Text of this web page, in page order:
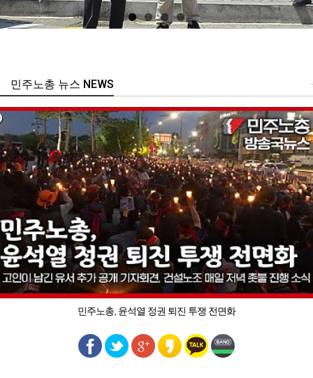
주노총 뉴스 NEWS
민주노총, 윤석열 정권 퇴진 투쟁 전면화